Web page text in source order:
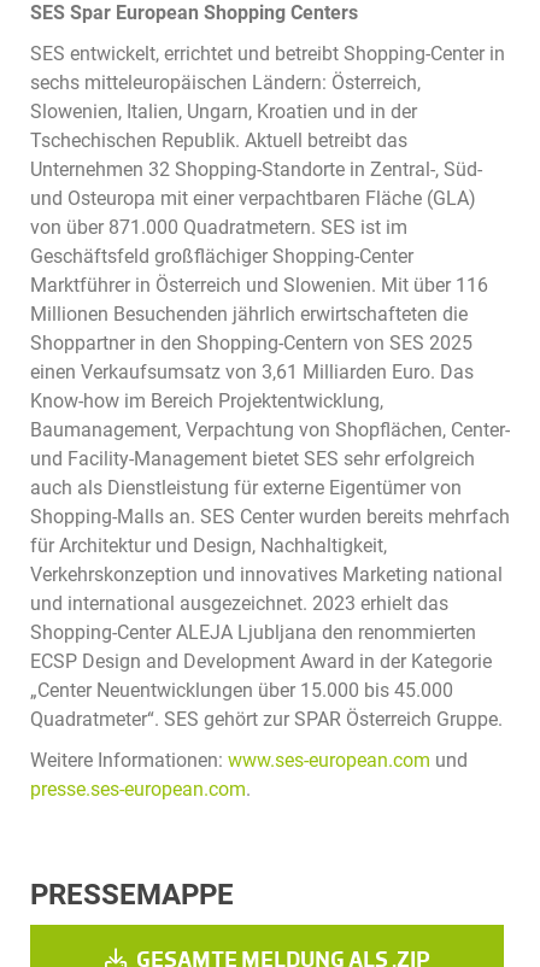
SES Spar European Shopping Centers
SES entwickelt, errichtet und betreibt Shopping-Center in
sechs mitteleuropäischen Ländern: Österreich,
Slowenien, Italien, Ungarn, Kroatien und in der
Tschechischen Republik. Aktuell betreibt das
Unternehmen 32 Shopping-Standorte in Zentral-, Süd-
und Osteuropa mit einer verpachtbaren Fläche (GLA)
von über 871.000 Quadratmetern. SES ist im
Geschäftsfeld großflächiger Shopping-Center
Marktführer in Österreich und Slowenien. Mit über 116
Millionen Besuchenden jährlich erwirtschafteten die
Shoppartner in den Shopping-Centern von SES 2025
einen Verkaufsumsatz von 3,61 Milliarden Euro. Das
Know-how im Bereich Projektentwicklung,
Baumanagement, Verpachtung von Shopflächen, Center-
und Facility-Management bietet SES sehr erfolgreich
auch als Dienstleistung für externe Eigentümer von
Shopping-Malls an. SES Center wurden bereits mehrfach
für Architektur und Design, Nachhaltigkeit,
Verkehrskonzeption und innovatives Marketing national
und international ausgezeichnet. 2023 erhielt das
Shopping-Center ALEJA Ljubljana den renommierten
ECSP Design and Development Award in der Kategorie
„Center Neuentwicklungen über 15.000 bis 45.000
Quadratmeter“. SES gehört zur SPAR Österreich Gruppe.
Weitere Informationen: www.ses-european.com und
presse.ses-european.com.
PRESSEMAPPE
GESAMTE MELDUNG ALS .ZIP